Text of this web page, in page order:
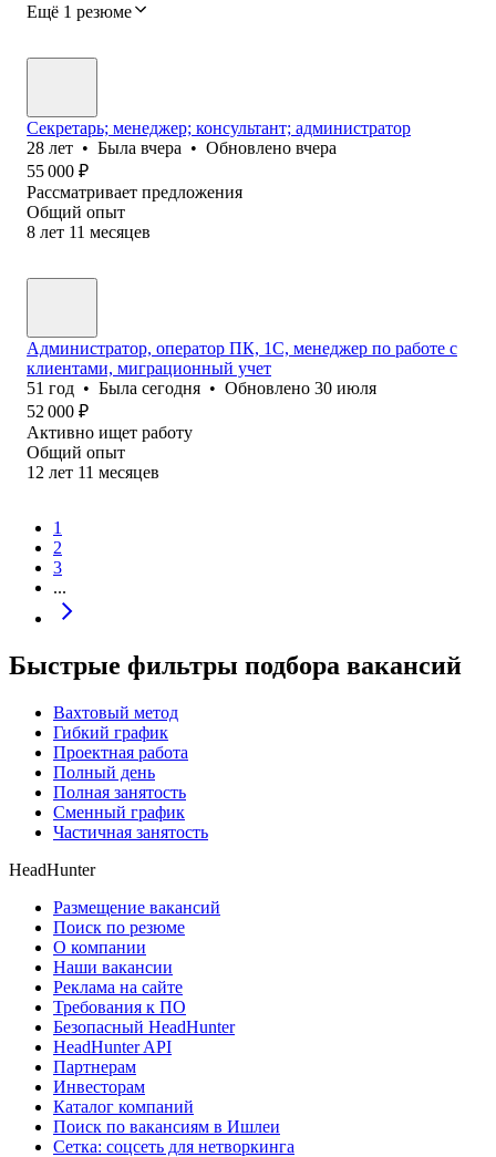
Ещё 1 резюме
Секретарь; менеджер; консультант; администратор
28 лет • Была вчера • Обновлено вчера
55 000 ₽
Рассматривает предложения
Общий опыт
8 лет 11 месяцев
Администратор, оператор ПК, 1С, менеджер по работе с
клиентами, миграционный учет
51 год • Была сегодня • Обновлено 30 июля
52 000 ₽
Активно ищет работу
Общий опыт
12 лет 11 месяцев
1
2
3
...
Быстрые фильтры подбора вакансий
Вахтовый метод
Гибкий график
Проектная работа
Полный день
Полная занятость
Сменный график
Частичная занятость
HeadHunter
Размещение вакансий
Поиск по резюме
О компании
Наши вакансии
Реклама на сайте
Требования к ПО
Безопасный HeadHunter
HeadHunter API
Партнерам
Инвесторам
Каталог компаний
Поиск по вакансиям в Ишлеи
Сетка: соцсеть для нетворкинга